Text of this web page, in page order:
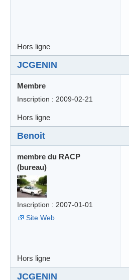
Hors ligne
JCGENIN
Membre
Inscription : 2009-02-21
Hors ligne
Benoit
membre du RACP
(bureau)
Inscription : 2007-01-01
Site Web
Hors ligne
JCGENIN